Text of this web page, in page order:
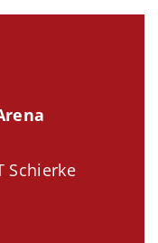
Schierke